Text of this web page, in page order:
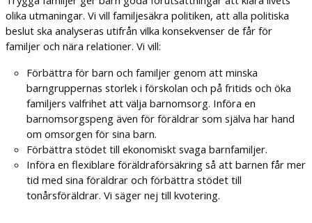
olika utmaningar. Vi vill familjesäkra politiken, att alla politiska
beslut ska analyseras utifrån vilka konsekvenser de får för
familjer och nära relationer. Vi vill:
Förbättra för barn och familjer genom att minska
barngruppernas storlek i förskolan och på fritids och öka
familjers valfrihet att välja barnomsorg. Införa en
barnomsorgspeng även för föräldrar som själva har hand
om omsorgen för sina barn.
Förbättra stödet till ekonomiskt svaga barnfamiljer.
Införa en flexiblare föräldraförsäkring så att barnen får mer
tid med sina föräldrar och förbättra stödet till
tonårsföräldrar. Vi säger nej till kvotering.